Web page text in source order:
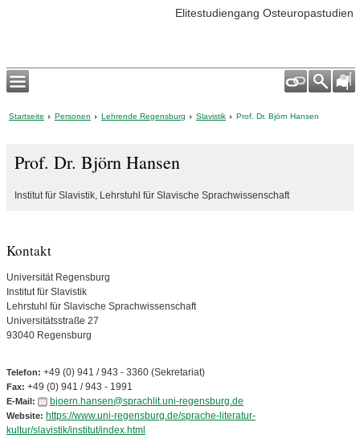
Elitestudiengang Osteuropastudien
Startseite Personen Lehrende Regensburg Slavistik Prof. Dr. Björn Hansen
Prof. Dr. Björn Hansen
Institut für Slavistik, Lehrstuhl für Slavische Sprachwissenschaft
Kontakt
Universität Regensburg
Institut für Slavistik
Lehrstuhl für Slavische Sprachwissenschaft
Universitätsstraße 27
93040 Regensburg
Telefon: +49 (0) 941 / 943 - 3360 (Sekretariat)
Fax: +49 (0) 941 / 943 - 1991
E-Mail: bjoern.hansen@sprachlit.uni-regensburg.de
Website: https://www.uni-regensburg.de/sprache-literatur-
kultur/slavistik/institut/index.html